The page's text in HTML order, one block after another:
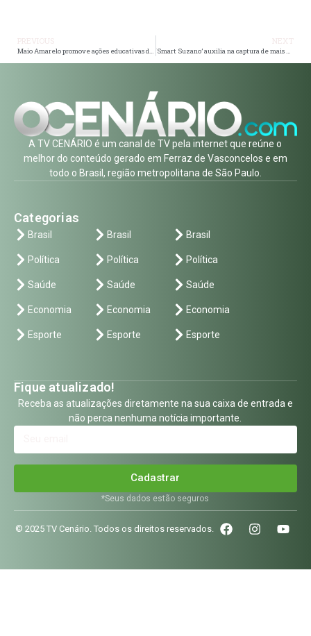
Maio Amarelo promove ações educativas de trânsito em Itaquá ‘Smart Suzano’ auxilia na captura de mais um procurado da Justiça
A TV CENÁRIO é um canal de TV pela internet que reúne o
melhor do conteúdo gerado em Ferraz de Vasconcelos e em
todo o Brasil, região metropolitana de São Paulo.
Categorias
Brasil
Política
Saúde
Economia
Esporte
Brasil
Política
Saúde
Economia
Esporte
Brasil
Política
Saúde
Economia
Esporte
Fique atualizado!
Receba as atualizações diretamente na sua caixa de entrada e
não perca nenhuma notícia importante.
Cadastrar
*Seus dados estão seguros
© 2025 TV Cenário. Todos os direitos reservados.